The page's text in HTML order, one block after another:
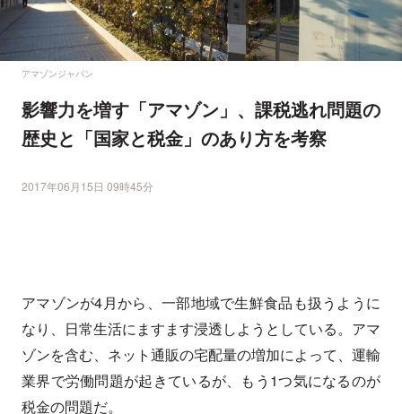
アマゾンジャパン
影響力を増す「アマゾン」、課税逃れ問題の
歴史と「国家と税金」のあり方を考察
2017年06月15日 09時45分
アマゾンが4月から、一部地域で生鮮食品も扱うように
なり、日常生活にますます浸透しようとしている。アマ
ゾンを含む、ネット通販の宅配量の増加によって、運輸
業界で労働問題が起きているが、もう1つ気になるのが
税金の問題だ。